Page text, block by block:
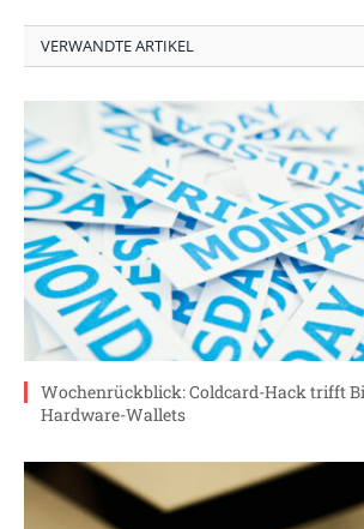
VERWANDTE ARTIKEL
Wochenrückblick: Coldcard-Hack trifft
Hardware-Wallets